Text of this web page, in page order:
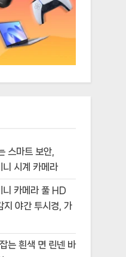
스마트 보안,
시계 카메라
카메라 풀 HD
지 야간 투시경, 가
는 흰색 면 린넨 바